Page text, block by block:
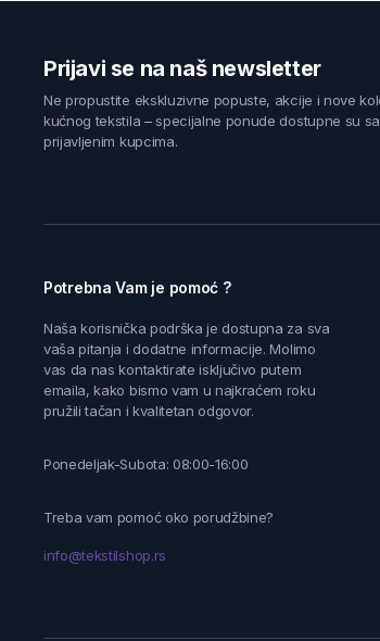
Prijavi se na naš newsletter
Ne propustite ekskluzivne popuste, akcije i nove
kućnog tekstila – specijalne ponude dostupne su
prijavljenim kupcima.
Potrebna Vam je pomoć ?
Naša korisnička podrška je dostupna za sva
vaša pitanja i dodatne informacije. Molimo
vas da nas kontaktirate isključivo putem
emaila, kako bismo vam u najkraćem roku
pružili tačan i kvalitetan odgovor.
Ponedeljak-Subota: 08:00-16:00
Treba vam pomoć oko porudžbine?
info@tekstilshop.rs